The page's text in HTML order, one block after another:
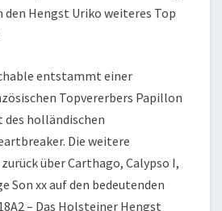
den Hengst Uriko weiteres Top
entstammt einer
Topvererbers Papillon
des holländischen
Die weitere
über Carthago, Calypso I,
Son xx auf den bedeutenden
– Das Holsteiner Hengst